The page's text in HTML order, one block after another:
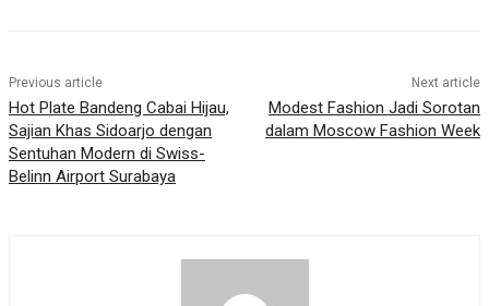
Previous article
Hot Plate Bandeng Cabai Hijau,
Sajian Khas Sidoarjo dengan
Sentuhan Modern di Swiss-
Belinn Airport Surabaya
Next article
Modest Fashion Jadi Sorotan
dalam Moscow Fashion Week